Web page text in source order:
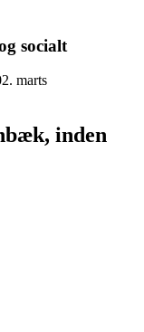
socialt
2. marts
inden